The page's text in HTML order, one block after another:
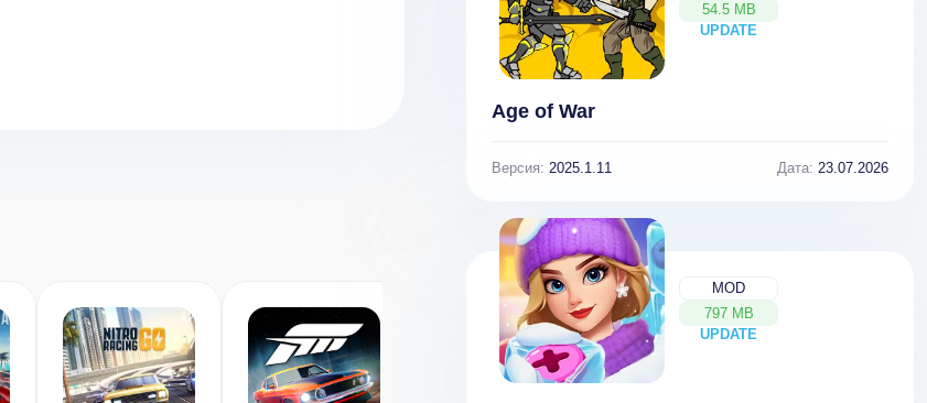
54.5 MB
UPDATE
NEW
Age of War
Версия: 2025.1.11 Дата: 23.07.2026
MOD
797 MB
UPDATE
NEW